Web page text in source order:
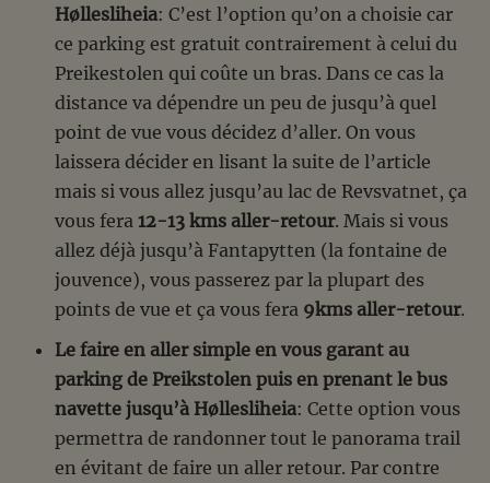
Høllesliheia: C’est l’option qu’on a choisie car
ce parking est gratuit contrairement à celui du
Preikestolen qui coûte un bras. Dans ce cas la
distance va dépendre un peu de jusqu’à quel
point de vue vous décidez d’aller. On vous
laissera décider en lisant la suite de l’article
mais si vous allez jusqu’au lac de Revsvatnet, ça
vous fera 12-13 kms aller-retour. Mais si vous
allez déjà jusqu’à Fantapytten (la fontaine de
jouvence), vous passerez par la plupart des
points de vue et ça vous fera 9kms aller-retour.
Le faire en aller simple en vous garant au
parking de Preikstolen puis en prenant le bus
navette jusqu’à Høllesliheia: Cette option vous
permettra de randonner tout le panorama trail
en évitant de faire un aller retour. Par contre